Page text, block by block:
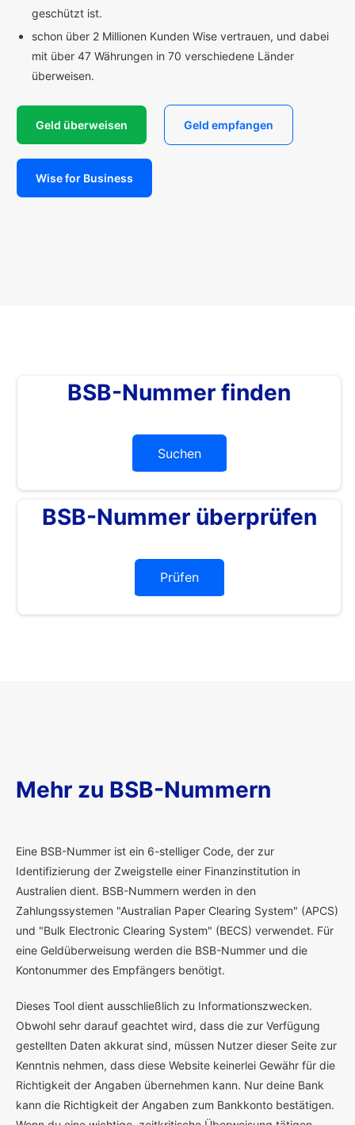
geschützt ist.
schon über 2 Millionen Kunden Wise vertrauen, und dabei
mit über 47 Währungen in 70 verschiedene Länder
überweisen.
Geld überweisen Geld empfangen
Wise for Business
BSB-Nummer finden
Suchen
BSB-Nummer überprüfen
Prüfen
Mehr zu BSB-Nummern
Eine BSB-Nummer ist ein 6-stelliger Code, der zur
Identifizierung der Zweigstelle einer Finanzinstitution in
Australien dient. BSB-Nummern werden in den
Zahlungssystemen "Australian Paper Clearing System" (APCS)
und "Bulk Electronic Clearing System" (BECS) verwendet. Für
eine Geldüberweisung werden die BSB-Nummer und die
Kontonummer des Empfängers benötigt.
Dieses Tool dient ausschließlich zu Informationszwecken.
Obwohl sehr darauf geachtet wird, dass die zur Verfügung
gestellten Daten akkurat sind, müssen Nutzer dieser Seite zur
Kenntnis nehmen, dass diese Website keinerlei Gewähr für die
Richtigkeit der Angaben übernehmen kann. Nur deine Bank
kann die Richtigkeit der Angaben zum Bankkonto bestätigen.